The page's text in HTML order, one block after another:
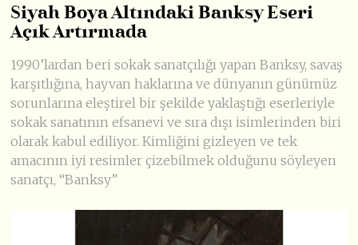
Siyah Boya Altındaki Banksy Eseri
Açık Artırmada
1990’lardan beri sokak sanatçılığı yapan Banksy, savaş
karşıtlığına, hayvan haklarına ve dünyanın günümüz
sorunlarına eleştirel bir şekilde yaklaştığı eserleriyle
sokak sanatının efsanevi ve sıra dışı isimlerinden biri
olarak kabul ediliyor. Kimliğini gizleyen ve tek
amacının iyi resimler çizebilmek olduğunu söyleyen
sanatçı, “Banksy”